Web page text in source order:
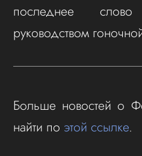
последнее
руководством
Больше новостей о
найти по этой ссылке.